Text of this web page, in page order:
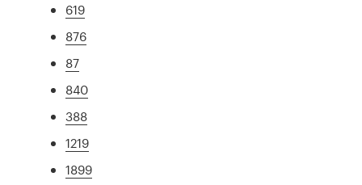
619
876
87
840
388
1219
1899